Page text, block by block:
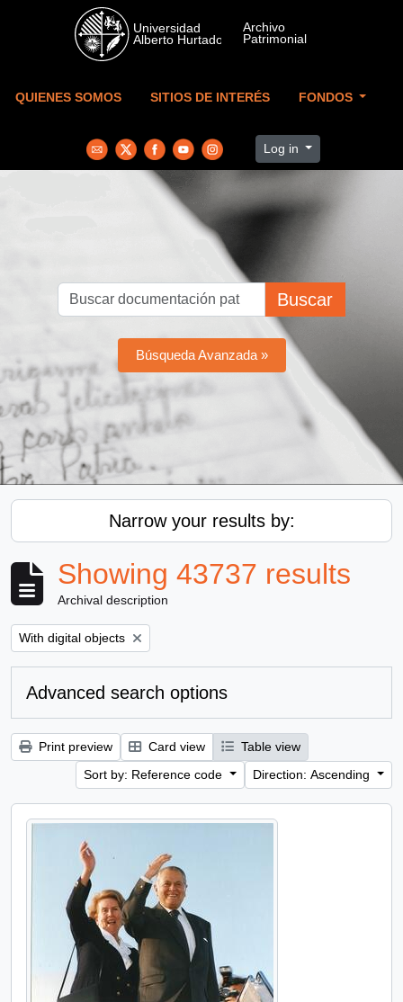
Skip to main content
QUIENES SOMOS SITIOS DE INTERÉS FONDOS
Log in
Buscar
Búsqueda Avanzada »
Narrow your results by:
Showing 43737 results
Archival description
Remove filter:
With digital objects
Advanced search options
Print preview Card view
Table view
Sort by: Reference code
Direction: Ascending